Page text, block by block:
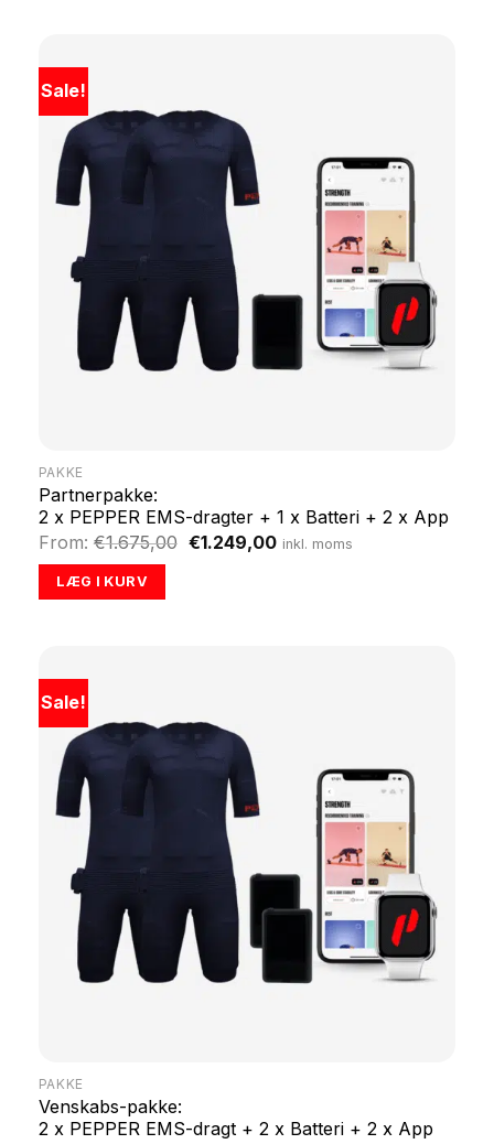
Sale!
PAKKE
Partnerpakke:
2 x PEPPER EMS-dragter + 1 x Batteri + 2 x App
From: €1.675,00 Original
€1.249,00Current
inkl. moms
LÆG I KURV
Sale!
PAKKE
Venskabs-pakke:
2 x PEPPER EMS-dragt + 2 x Batteri + 2 x App